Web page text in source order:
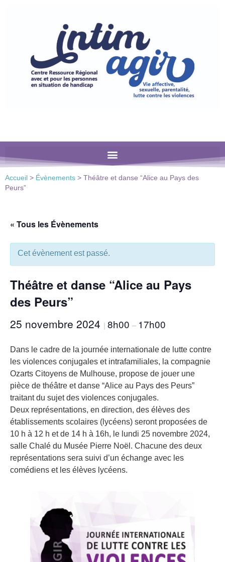
comprend
Accueil > Évènements > Théâtre et danse “Alice au Pays des
Peurs”
« Tous les Évènements
Cet évènement est passé.
Théâtre et danse “Alice au Pays
des Peurs”
25 novembre 2024 | 8h00 – 17h00
Dans le cadre de la journée internationale de lutte contre
les violences conjugales et intrafamiliales, la compagnie
Ozarts Citoyens de Mulhouse, propose de jouer une
pièce de théâtre et danse “Alice au Pays des Peurs”
traitant du sujet des violences conjugales.
Deux représentations, en direction, des élèves des
établissements scolaires (lycéens) seront proposées de
10 h à 12 h et de 14 h à 16h, le lundi 25 novembre 2024,
salle Chalé du Musée Pierre Noël. Chacune des deux
représentations sera suivi d’un échange avec les
comédiens et les élèves lycéens.